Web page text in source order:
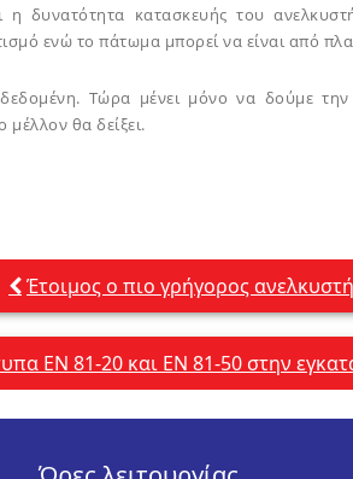
η δυνατότητα κατασκευής του
ενώ το πάτωμα μπορεί να είναι από
Τώρα μένει μόνο να δούμε
μέλλον θα δείξει.
Έτοιμος ο πιο γρήγορος
ΕΝ 81-20 και ΕΝ 81-50 στην